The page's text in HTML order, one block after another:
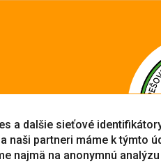
a dalšie sieťové
naši partneri máme k týmto
najmä na anonymnú